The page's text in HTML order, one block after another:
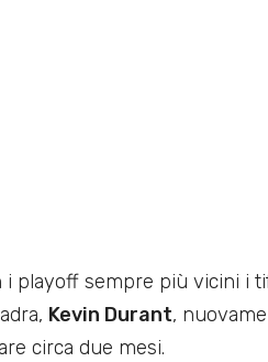
i playoff sempre più vicini i
Kevin Durant,
circa due mesi.